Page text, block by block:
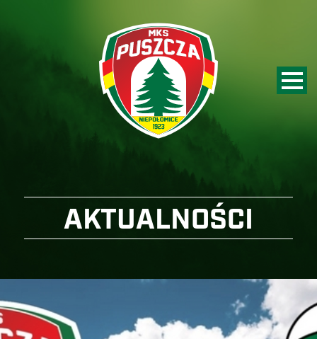
AKTUALNOŚCI